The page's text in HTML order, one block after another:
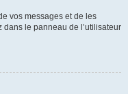
vos messages et de les
le panneau de l’utilisateur